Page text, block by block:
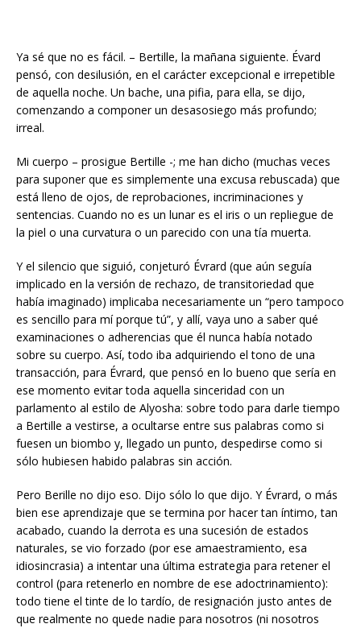
Ya sé que no es fácil. – Bertille, la mañana siguiente. Évard
pensó, con desilusión, en el carácter excepcional e irrepetible
de aquella noche. Un bache, una pifia, para ella, se dijo,
comenzando a componer un desasosiego más profundo;
irreal.
Mi cuerpo – prosigue Bertille -; me han dicho (muchas veces
para suponer que es simplemente una excusa rebuscada) que
está lleno de ojos, de reprobaciones, incriminaciones y
sentencias. Cuando no es un lunar es el iris o un repliegue de
la piel o una curvatura o un parecido con una tía muerta.
Y el silencio que siguió, conjeturó Évrard (que aún seguía
implicado en la versión de rechazo, de transitoriedad que
había imaginado) implicaba necesariamente un “pero tampoco
es sencillo para mí porque tú”, y allí, vaya uno a saber qué
examinaciones o adherencias que él nunca había notado
sobre su cuerpo. Así, todo iba adquiriendo el tono de una
transacción, para Évrard, que pensó en lo bueno que sería en
ese momento evitar toda aquella sinceridad con un
parlamento al estilo de Alyosha: sobre todo para darle tiempo
a Bertille a vestirse, a ocultarse entre sus palabras como si
fuesen un biombo y, llegado un punto, despedirse como si
sólo hubiesen habido palabras sin acción.
Pero Berille no dijo eso. Dijo sólo lo que dijo. Y Évrard, o más
bien ese aprendizaje que se termina por hacer tan íntimo, tan
acabado, cuando la derrota es una sucesión de estados
naturales, se vio forzado (por ese amaestramiento, esa
idiosincrasia) a intentar una última estrategia para retener el
control (para retenerlo en nombre de ese adoctrinamiento):
todo tiene el tinte de lo tardío, de resignación justo antes de
que realmente no quede nadie para nosotros (ni nosotros